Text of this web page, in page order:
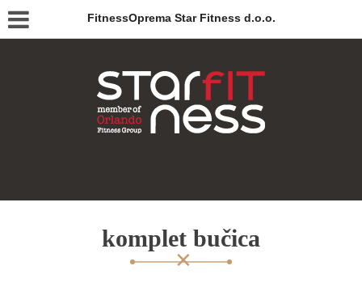
FitnessOprema Star Fitness d.o.o.
komplet bučica